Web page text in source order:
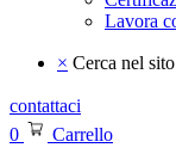
Lavora
× Cerca nel sito
contattaci
0
Carrello